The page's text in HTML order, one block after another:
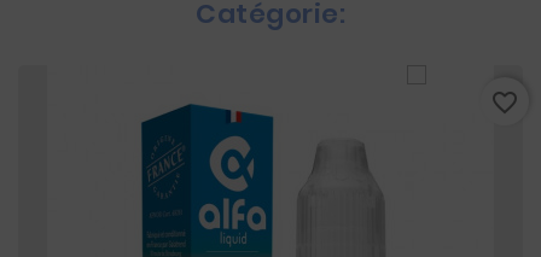
Catégorie:
favorite_border